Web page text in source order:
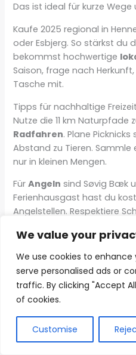
We value your
We use cookies to enhance
serve personalised ads or
traffic. By clicking "Accept
of cookies.
Customise
Das ist ideal für kurze Wege
Kaufe 2025 regional in
oder Esbjerg. So stärkst du
bekommst hochwertige
Saison, frage nach
Tasche mit.
Tipps für nachhaltige
Nutze die 11 km Naturpfade
Radfahren. Plane
Abstand zu Tieren. Sammle
nur in kleinen Mengen.
FürAngeln sind Søvig Bæk
Ferienhausgast hast du
Angelstellen. Respektiere
Suchst du Stille, frische Luft
Jegum Ferieland findest du
viel Grün und die Küste ist
der Rhythmus langsam. So
bleibt.
Die Vorteile eines
AIund Bilder
künstlicher